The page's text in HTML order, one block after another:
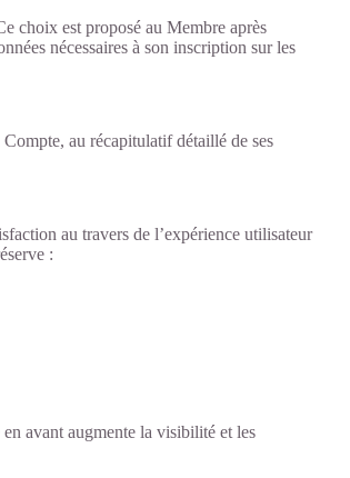
choix est proposé au Membre après
nécessaires à son inscription sur les
au récapitulatif détaillé de ses
au travers de l’expérience utilisateur
:
avant augmente la visibilité et les